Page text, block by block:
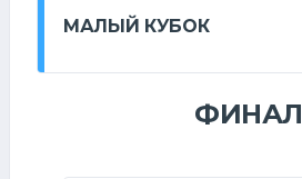
МАЛЫЙ КУБОК
ФИНАЛ